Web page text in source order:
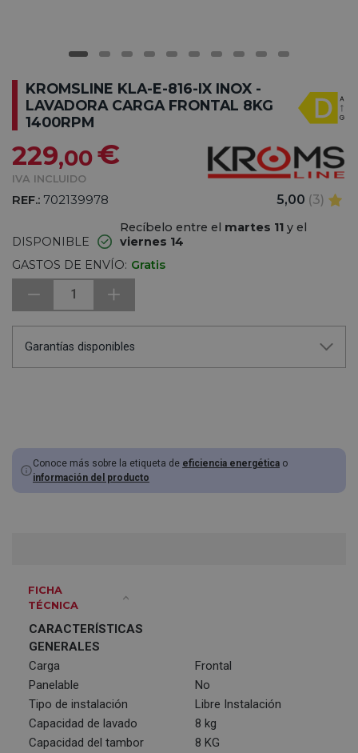
KROMSLINE KLA-E-816-IX INOX -
LAVADORA CARGA FRONTAL 8KG
1400RPM
229,00€
IVA INCLUIDO
REF.: 702139978 5,00 (3)
DISPONIBLE
Recíbelo entre el martes 11 y el
viernes 14
GASTOS DE ENVÍO: Gratis
1
Garantías disponibles
Conoce más sobre la etiqueta de eficiencia energética o
información del producto
FICHA
TÉCNICA
CARACTERÍSTICAS
GENERALES
Carga
Frontal
Panelable
No
Tipo de instalación
Libre Instalación
Capacidad de lavado
8 kg
Capacidad del tambor
8 KG